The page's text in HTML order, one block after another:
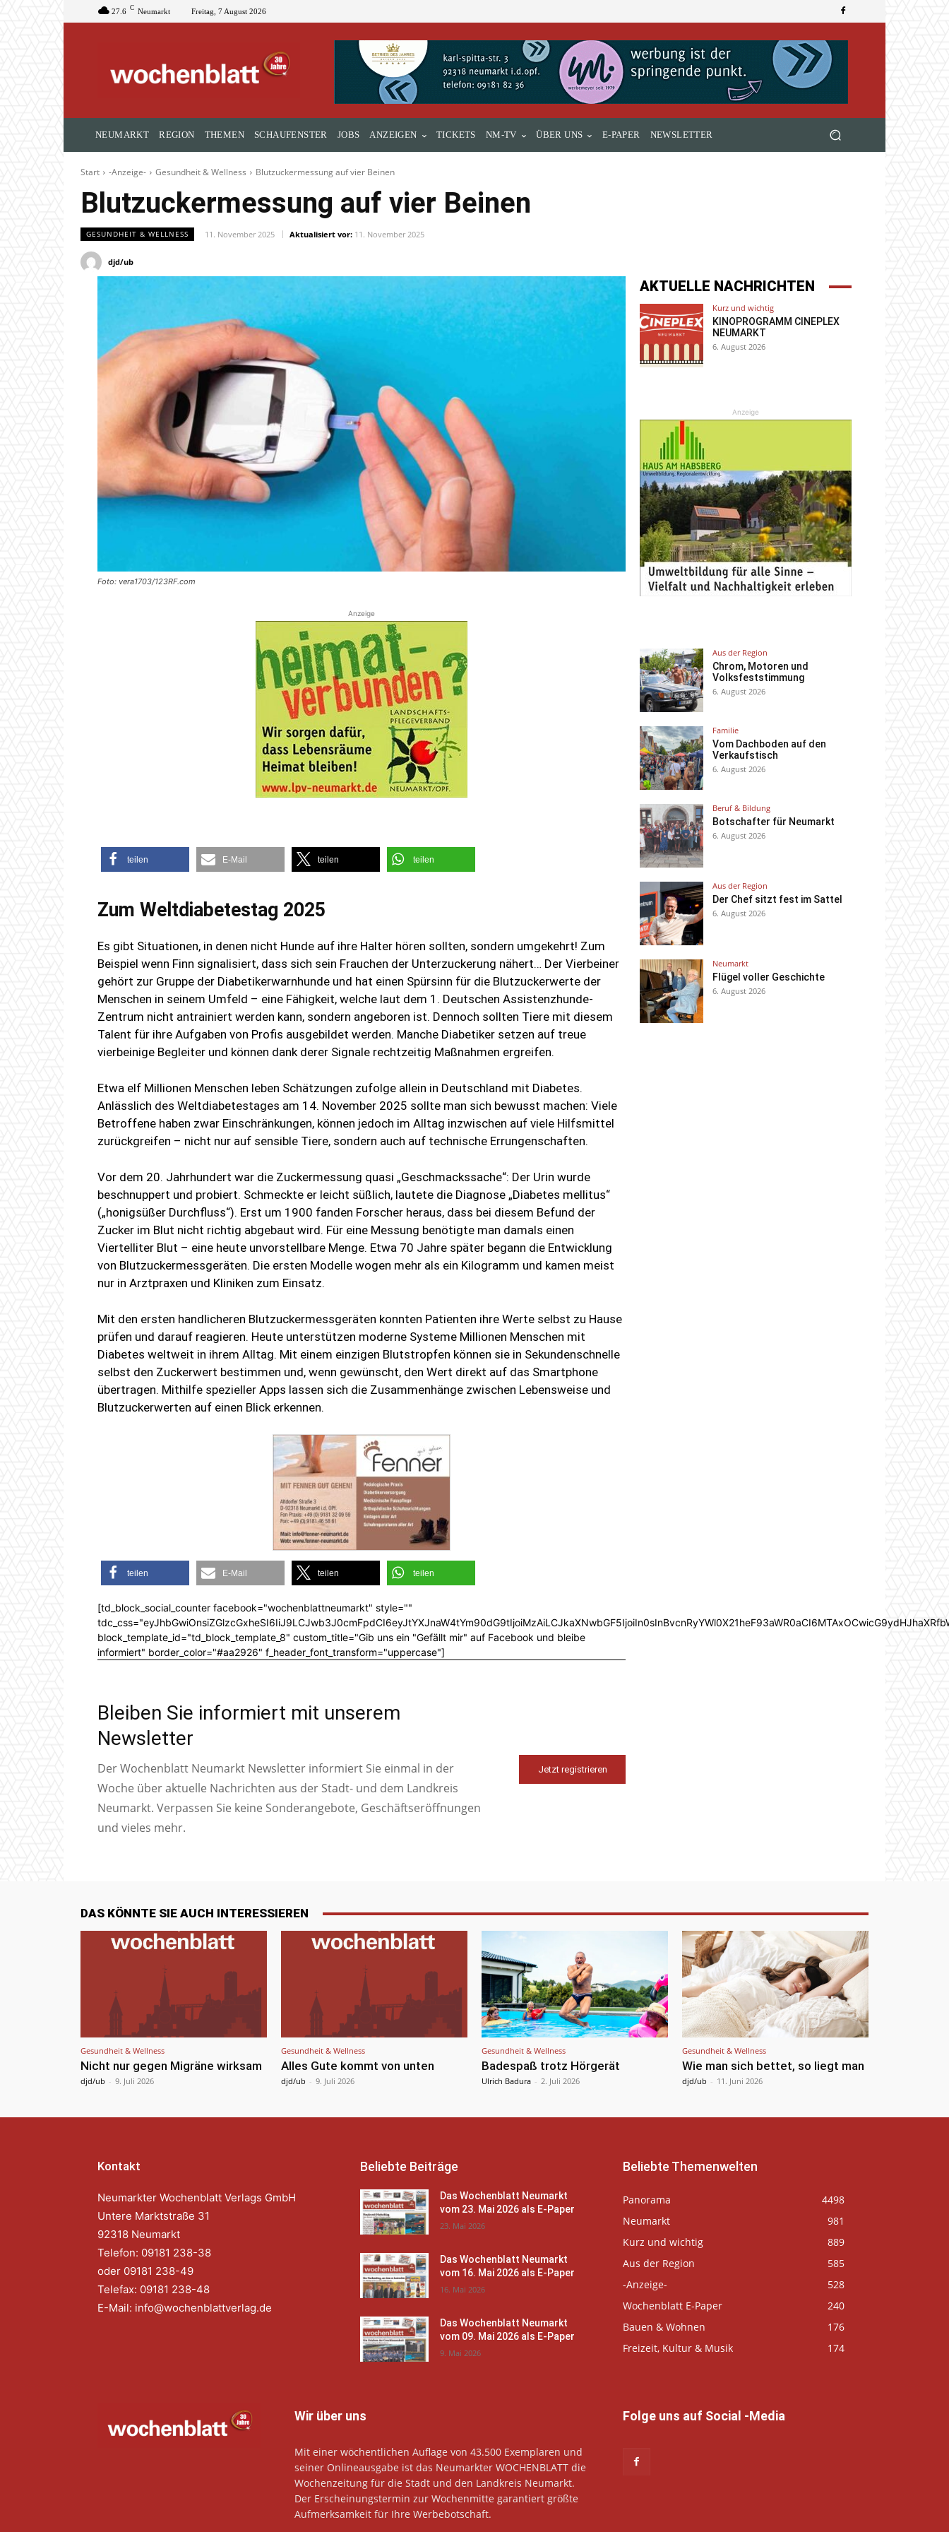
27.6 C Neumarkt Freitag, 7 August 2026
NEUMARKT REGION THEMEN SCHAUFENSTER JOBS ANZEIGEN TICKETS NM-TV ÜBER UNS E-PAPER NEWSLETTER
Start -Anzeige- Gesundheit & Wellness Blutzuckermessung auf vier Beinen
Blutzuckermessung auf vier Beinen
GESUNDHEIT & WELLNESS 11. November 2025 Aktualisiert vor: 11. November 2025
djd/ub
Foto: vera1703/123RF.com
Anzeige
teilen E-Mail teilen teilen
Zum Weltdiabetestag 2025
Es gibt Situationen, in denen nicht Hunde auf ihre Halter hören sollten, sondern umgekehrt! Zum
Beispiel wenn Finn signalisiert, dass sich sein Frauchen der Unterzuckerung nähert… Der Vierbeiner
gehört zur Gruppe der Diabetikerwarnhunde und hat einen Spürsinn für die Blutzuckerwerte der
Menschen in seinem Umfeld – eine Fähigkeit, welche laut dem 1. Deutschen Assistenzhunde-
Zentrum nicht antrainiert werden kann, sondern angeboren ist. Dennoch sollten Tiere mit diesem
Talent für ihre Aufgaben von Profis ausgebildet werden. Manche Diabetiker setzen auf treue
vierbeinige Begleiter und können dank derer Signale rechtzeitig Maßnahmen ergreifen.
Etwa elf Millionen Menschen leben Schätzungen zufolge allein in Deutschland mit Diabetes.
Anlässlich des Weltdiabetestages am 14. November 2025 sollte man sich bewusst machen: Viele
Betroffene haben zwar Einschränkungen, können jedoch im Alltag inzwischen auf viele Hilfsmittel
zurückgreifen – nicht nur auf sensible Tiere, sondern auch auf technische Errungenschaften.
Vor dem 20. Jahrhundert war die Zuckermessung quasi „Geschmackssache“: Der Urin wurde
beschnuppert und probiert. Schmeckte er leicht süßlich, lautete die Diagnose „Diabetes mellitus“
(„honigsüßer Durchfluss“). Erst um 1900 fanden Forscher heraus, dass bei diesem Befund der
Zucker im Blut nicht richtig abgebaut wird. Für eine Messung benötigte man damals einen
Viertelliter Blut – eine heute unvorstellbare Menge. Etwa 70 Jahre später begann die Entwicklung
von Blutzuckermessgeräten. Die ersten Modelle wogen mehr als ein Kilogramm und kamen meist
nur in Arztpraxen und Kliniken zum Einsatz.
Mit den ersten handlicheren Blutzuckermessgeräten konnten Patienten ihre Werte selbst zu Hause
prüfen und darauf reagieren. Heute unterstützen moderne Systeme Millionen Menschen mit
Diabetes weltweit in ihrem Alltag. Mit einem einzigen Blutstropfen können sie in Sekundenschnelle
selbst den Zuckerwert bestimmen und, wenn gewünscht, den Wert direkt auf das Smartphone
übertragen. Mithilfe spezieller Apps lassen sich die Zusammenhänge zwischen Lebensweise und
Blutzuckerwerten auf einen Blick erkennen.
teilen E-Mail teilen teilen
[td_block_social_counter facebook="wochenblattneumarkt" style=""
block_template_id="td_block_template_8" custom_title="Gib uns ein "Gefällt mir" auf Facebook und bleibe
informiert" border_color="#aa2926" f_header_font_transform="uppercase"]
Bleiben Sie informiert mit unserem
Newsletter
Der Wochenblatt Neumarkt Newsletter informiert Sie einmal in der
Woche über aktuelle Nachrichten aus der Stadt- und dem Landkreis
Neumarkt. Verpassen Sie keine Sonderangebote, Geschäftseröffnungen
und vieles mehr.
Jetzt registrieren
AKTUELLE NACHRICHTEN
Kurz und wichtig
KINOPROGRAMM CINEPLEX
NEUMARKT
6. August 2026
Anzeige
Aus der Region
Chrom, Motoren und
Volksfeststimmung
6. August 2026
Familie
Vom Dachboden auf den
Verkaufstisch
6. August 2026
Beruf & Bildung
Botschafter für Neumarkt
6. August 2026
Aus der Region
Der Chef sitzt fest im Sattel
6. August 2026
Neumarkt
Flügel voller Geschichte
6. August 2026
DAS KÖNNTE SIE AUCH INTERESSIEREN
Gesundheit & Wellness
Nicht nur gegen Migräne wirksam
djd/ub - 9. Juli 2026
Gesundheit & Wellness
Alles Gute kommt von unten
djd/ub - 9. Juli 2026
Gesundheit & Wellness
Badespaß trotz Hörgerät
Ulrich Badura - 2. Juli 2026
Gesundheit & Wellness
Wie man sich bettet, so liegt man
djd/ub - 11. Juni 2026
Kontakt
Neumarkter Wochenblatt Verlags GmbH
Untere Marktstraße 31
92318 Neumarkt
Telefon: 09181 238-38
oder 09181 238-49
Telefax: 09181 238-48
E-Mail: info@wochenblattverlag.de
Beliebte Beiträge
Das Wochenblatt Neumarkt
vom 23. Mai 2026 als E-Paper
23. Mai 2026
Das Wochenblatt Neumarkt
vom 16. Mai 2026 als E-Paper
16. Mai 2026
Das Wochenblatt Neumarkt
vom 09. Mai 2026 als E-Paper
9. Mai 2026
Beliebte Themenwelten
Panorama
4498
Neumarkt
981
Kurz und wichtig
889
Aus der Region
585
-Anzeige-
528
Wochenblatt E-Paper
240
Bauen & Wohnen
176
Freizeit, Kultur & Musik
174
Wir über uns
Mit einer wöchentlichen Auflage von 43.500 Exemplaren und
seiner Onlineausgabe ist das Neumarkter WOCHENBLATT die
Wochenzeitung für die Stadt und den Landkreis Neumarkt.
Der Erscheinungstermin zur Wochenmitte garantiert größte
Aufmerksamkeit für Ihre Werbebotschaft.
Folge uns auf Social -Media